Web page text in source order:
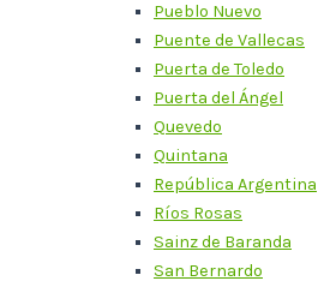
Pueblo Nuevo
Puente de Vallecas
Puerta de Toledo
Puerta del Ángel
Quevedo
Quintana
República Argentina
Ríos Rosas
Sainz de Baranda
San Bernardo